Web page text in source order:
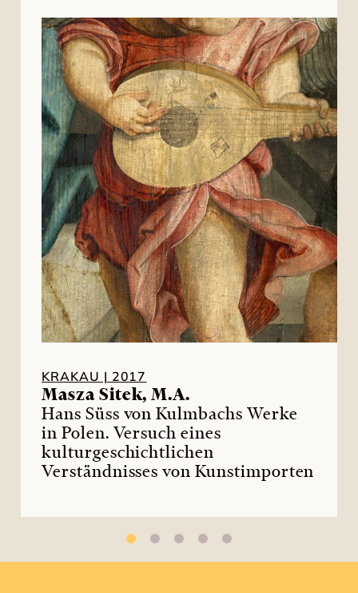
KRAKAU | 2017
Masza Sitek, M.A.
Hans Süss von Kulmbachs Werke
in Polen. Versuch eines
kulturgeschichtlichen
Verständnisses von Kunstimporten